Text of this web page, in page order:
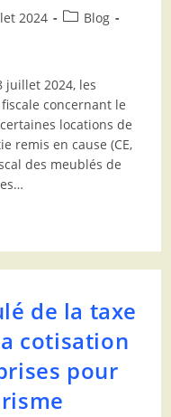
2024
Blog
juillet 2024, les
concernant le
locations de
remis en cause (CE,
des meublés de
de la taxe
cotisation
pour